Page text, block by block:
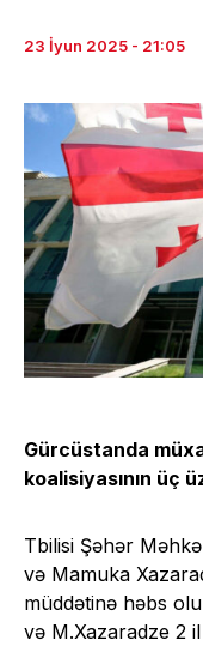
23 İyun 2025 - 21:05
Gürcüstanda
koalisiyasının üç
Tbilisi Şəhər
və Mamuka
müddətinə həbs
və M.Xazaradze 2